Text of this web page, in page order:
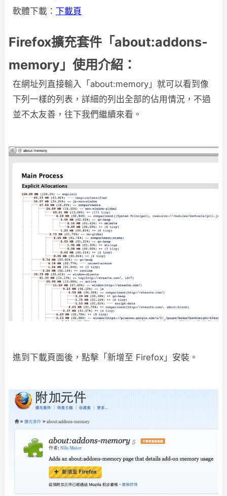
軟體下載： 下載頁
Firefox擴充套件「about:addons-
memory」使用介紹：
在網址列直接輸入「about:memory」就可以看到像
下列一樣的列表，詳細的列出全部的佔用情況，不過
並不太友善，往下我們繼續來看。
進到下載頁面後，點擊「新增至 Firefox」安裝。